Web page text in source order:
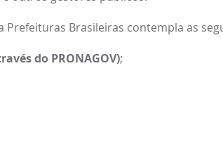
Prefeituras Brasileiras contempla as
do PRONAGOV);